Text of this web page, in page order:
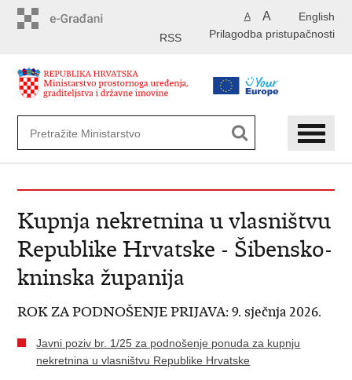
English
A A
Prilagodba pristupačnosti
RSS
Kupnja nekretnina u vlasništvu
Republike Hrvatske - Šibensko-
kninska županija
ROK ZA PODNOŠENJE PRIJAVA: 9. sječnja 2026.
Javni poziv br. 1/25 za podnošenje ponuda za kupnju
nekretnina u vlasništvu Republike Hrvatske